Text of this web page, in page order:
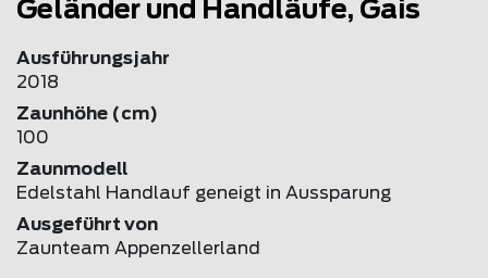
Geländer und Handläufe, Gais
Ausführungsjahr
2018
Zaunhöhe (cm)
100
Zaunmodell
Edelstahl Handlauf geneigt in Aussparung
Ausgeführt von
Zaunteam Appenzellerland